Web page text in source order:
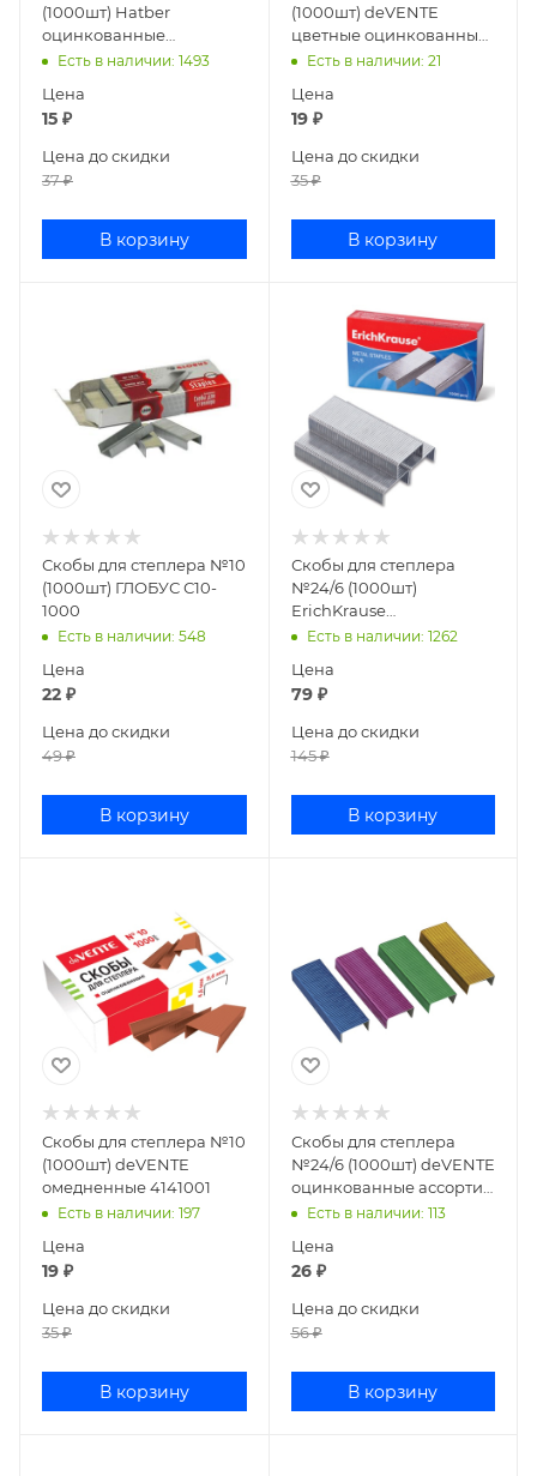
(1000шт) Hatber
оцинкованные
10DS_00010/SS_063650
Есть в наличии: 1493
Цена
15 ₽
Цена до скидки
37₽
В корзину
(1000шт) deVENTE
цветные оцинкованные
4141900
Есть в наличии: 21
Цена
19₽
Цена до скидки
35₽
В корзину
Скобы для степлера №10
(1000шт) ГЛОБУС С10-
1000
Есть в наличии: 548
Цена
22 ₽
Цена до скидки
49₽
В корзину
Скобы для степлера
№24/6 (1000шт)
ErichKrause
оцинкованные 1189
Есть в наличии: 1262
Цена
79₽
Цена до скидки
145₽
В корзину
Скобы для степлера №10
(1000шт) deVENTE
омедненные 4141001
Есть в наличии: 197
Цена
19 ₽
Цена до скидки
35₽
В корзину
Скобы для степлера
№24/6 (1000шт) deVENTE
оцинкованные ассорти
4141901
Есть в наличии: 113
Цена
26₽
Цена до скидки
56₽
В корзину